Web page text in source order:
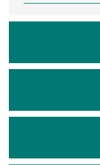
Konsultavimasis
Struktūra ir